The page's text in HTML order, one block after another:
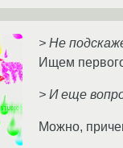
> Не
Ищем
> И еще
Можно,